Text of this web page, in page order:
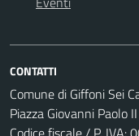
CONTATTI
Comune di Giffoni Sei
Piazza Giovanni Paolo